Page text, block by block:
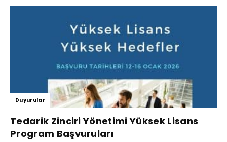
Duyurular
Tedarik Zinciri Yönetimi Yüksek Lisans
Program Başvuruları